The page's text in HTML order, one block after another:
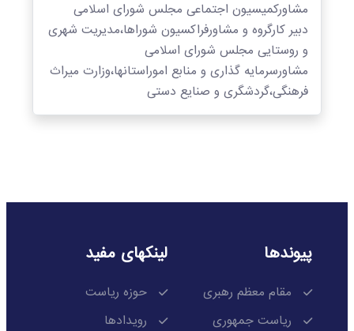
مشاورکمیسیون اجتماعی مجلس شورای اسلامی
دبیر کارگروه و مشاورفراکسیون شوراها،مدیریت شهری
و روستایی مجلس شورای اسلامی
مشاورسرمایه گذاری و منابع اموراستانها،وزارت میراث
فرهنگی،گردشگری و صنایع دستی
پیوندها
مقام معظم رهبری
ریاست جمهوری
لینکهای مفید
حوزه ریاست
رویدادها